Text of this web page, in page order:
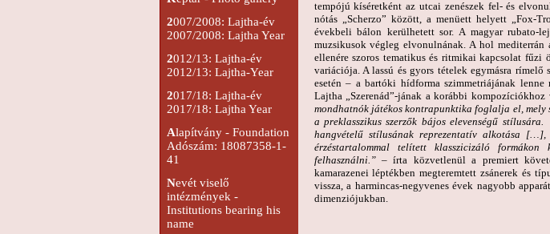
2007/2008: Lajtha-év
2007/2008: Lajtha Year
2012/13: Lajtha-év
2012/13: Lajtha-Year
2017/18: Lajtha-év
2017/18: Lajtha Year
Alapítvány - Foundation
Adószám: 18087358-1-
41
Nevét viselő
intézmények -
Institutions bearing his
name
tempójú kíséretként az utcai zenészek fel- és
nótás „Scherzo” között, a menüett helyett „Fox-
évekbeli bálon kerülhetett sor. A magyar
muzsikusok végleg elvonulnának. A hol mediterrán
ellenére szoros tematikus és ritmikai kapcsolat fűzi
variációja. A lassú és gyors tételek egymásra rímelő
esetén – a bartóki hídforma szimmetriájának
Lajtha „Szerenád”-jának a korábbi
mondhatnók játékos kontrapunktika foglalja el, mely
a preklasszikus szerzők bájos elevenségű stílusára.
hangvételű stílusának reprezentatív alkotása [… ],
érzéstartalommal telített klasszicizáló
felhasználni.” – írta közvetlenül a premiert
kamarazenei léptékben megteremtett zsánerek és
vissza, a harmincas-negyvenes évek nagyobb
dimenziójukban.